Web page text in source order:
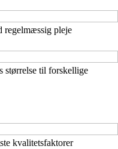
regelmæssig pleje
størrelse til forskellige
kvalitetsfaktorer